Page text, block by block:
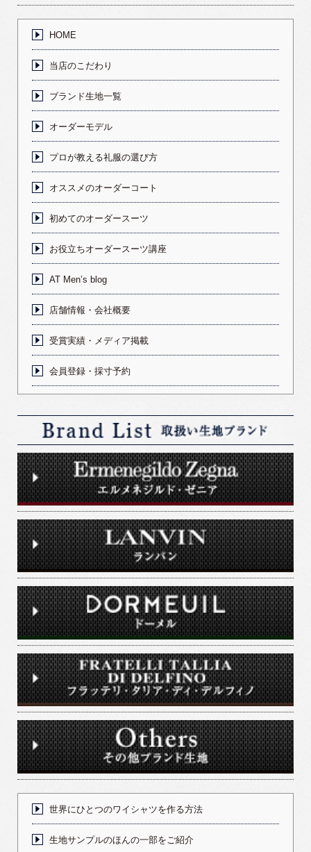
HOME
当店のこだわり
ブランド生地一覧
オーダーモデル
プロが教える礼服の選び方
オススメのオーダーコート
初めてのオーダースーツ
お役立ちオーダースーツ講座
AT Men’s blog
店舗情報・会社概要
受賞実績・メディア掲載
会員登録・採寸予約
世界にひとつのワイシャツを作る方法
生地サンプルのほんの一部をご紹介